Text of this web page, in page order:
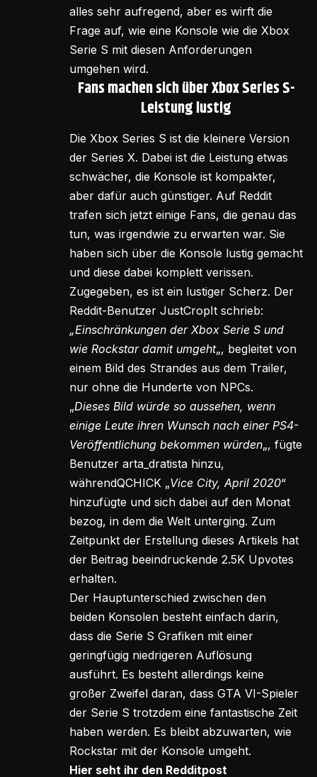
alles sehr aufregend, aber es wirft die
Frage auf, wie eine Konsole wie die Xbox
Serie S mit diesen Anforderungen
umgehen wird.
Fans machen sich über Xbox Series S-
Leistung lustig
Die Xbox Series S ist die kleinere Version
der Series X. Dabei ist die Leistung etwas
schwächer, die Konsole ist kompakter,
aber dafür auch günstiger. Auf Reddit
trafen sich jetzt einige Fans, die genau das
tun, was irgendwie zu erwarten war. Sie
haben sich über die Konsole lustig gemacht
und diese dabei komplett verissen.
Zugegeben, es ist ein lustiger Scherz. Der
Reddit-Benutzer JustCropIt schrieb:
„Einschränkungen der Xbox Serie S und
wie Rockstar damit umgeht„, begleitet von
einem Bild des Strandes aus dem Trailer,
nur ohne die Hunderte von NPCs.
„Dieses Bild würde so aussehen, wenn
einige Leute ihren Wunsch nach einer PS4-
Veröffentlichung bekommen würden„, fügte
Benutzer arta_dratista hinzu,
währendQCHICK „Vice City, April 2020“
hinzufügte und sich dabei auf den Monat
bezog, in dem die Welt unterging. Zum
Zeitpunkt der Erstellung dieses Artikels hat
der Beitrag beeindruckende 2.5K Upvotes
erhalten.
Der Hauptunterschied zwischen den
beiden Konsolen besteht einfach darin,
dass die Serie S Grafiken mit einer
geringfügig niedrigeren Auflösung
ausführt. Es besteht allerdings keine
großer Zweifel daran, dass GTA VI-Spieler
der Serie S trotzdem eine fantastische Zeit
haben werden. Es bleibt abzuwarten, wie
Rockstar mit der Konsole umgeht.
Hier seht ihr den Redditpost